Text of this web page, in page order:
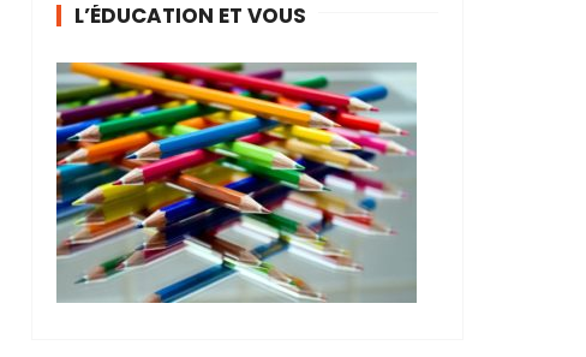
L’ÉDUCATION ET VOUS